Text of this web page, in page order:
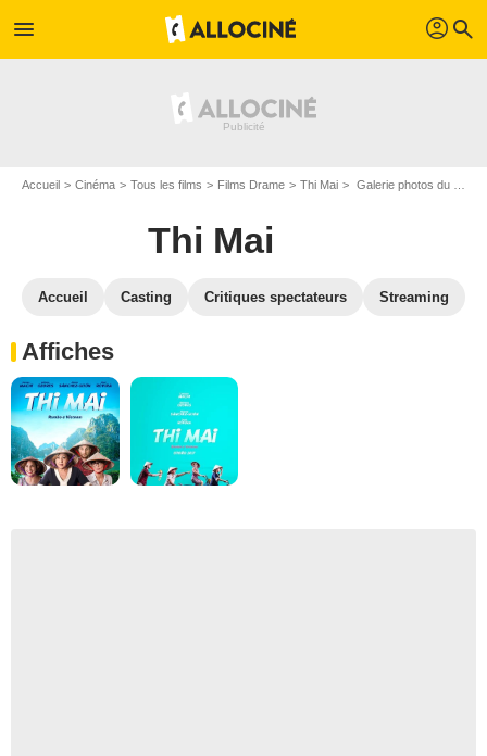
menu profil search
Accueil Cinéma Tous les films Films Drame Thi Mai Galerie photos du film Thi Mai
Thi Mai
Accueil Casting Critiques spectateurs Streaming
Affiches